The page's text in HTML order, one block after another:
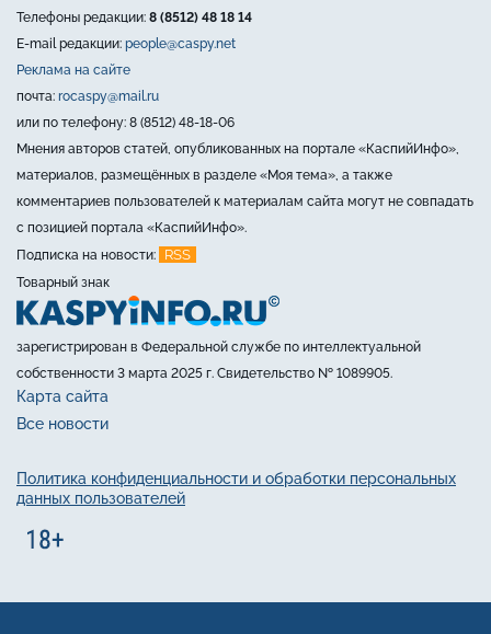
Телефоны редакции: 8 (8512) 48 18 14
E-mail редакции: people@caspy.net
Реклама на сайте
почта: rocaspy@mail.ru
или по телефону: 8 (8512) 48-18-06
Мнения авторов статей, опубликованных на портале «КаспийИнфо»,
материалов, размещённых в разделе «Моя тема», а также
комментариев пользователей к материалам сайта могут не совпадать
с позицией портала «КаспийИнфо».
Подписка на новости:
RSS
Товарный знак
зарегистрирован в Федеральной службе по интеллектуальной
собственности 3 марта 2025 г. Свидетельство № 1089905.
Карта сайта
Все новости
Политика конфиденциальности и обработки персональных
данных пользователей